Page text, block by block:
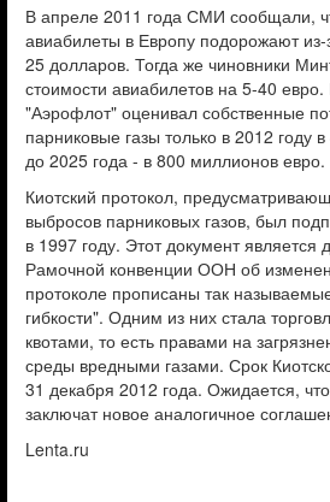
В апреле 2011 года СМИ сообщали,
авиабилеты в Европу подорожают
25 долларов. Тогда же чиновники
стоимости авиабилетов на 5-40
"Аэрофлот" оценивал собственные
парниковые газы только в 2012 году
до 2025 года - в 800 миллионов евро.
Киотский протокол,
выбросов парниковых газов, был
в 1997 году. Этот документ является
Рамочной конвенции ООН об
протоколе прописаны так
гибкости". Одним из них стала
квотами, то есть правами на
среды вредными газами. Срок
31 декабря 2012 года. Ожидается,
заключат новое аналогичное
Lenta.ru